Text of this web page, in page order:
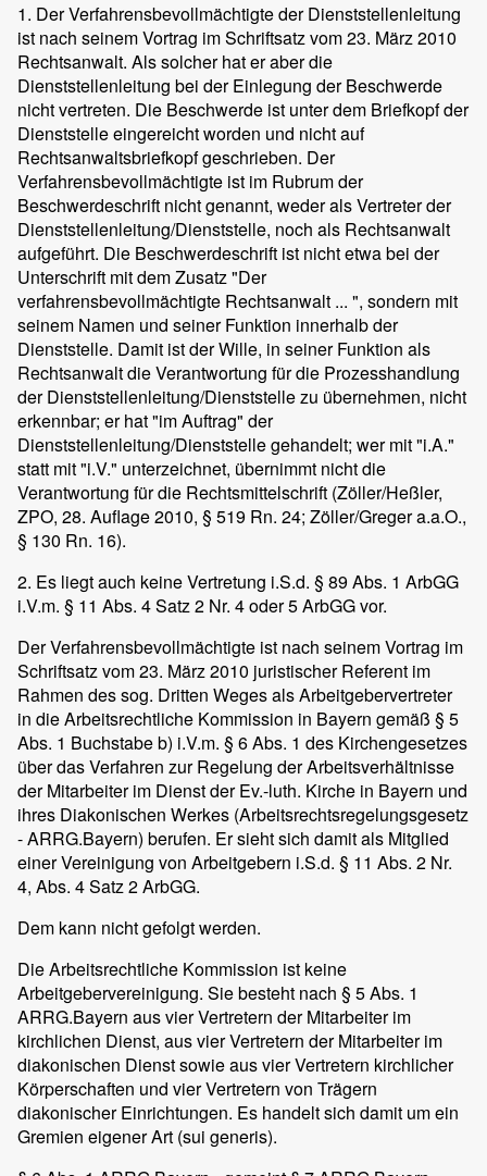
1. Der Verfahrensbevollmächtigte der Dienststellenleitung
ist nach seinem Vortrag im Schriftsatz vom 23. März 2010
Rechtsanwalt. Als solcher hat er aber die
Dienststellenleitung bei der Einlegung der Beschwerde
nicht vertreten. Die Beschwerde ist unter dem Briefkopf der
Dienststelle eingereicht worden und nicht auf
Rechtsanwaltsbriefkopf geschrieben. Der
Verfahrensbevollmächtigte ist im Rubrum der
Beschwerdeschrift nicht genannt, weder als Vertreter der
Dienststellenleitung/Dienststelle, noch als Rechtsanwalt
aufgeführt. Die Beschwerdeschrift ist nicht etwa bei der
Unterschrift mit dem Zusatz "Der
verfahrensbevollmächtigte Rechtsanwalt ... ", sondern mit
seinem Namen und seiner Funktion innerhalb der
Dienststelle. Damit ist der Wille, in seiner Funktion als
Rechtsanwalt die Verantwortung für die Prozesshandlung
der Dienststellenleitung/Dienststelle zu übernehmen, nicht
erkennbar; er hat "im Auftrag" der
Dienststellenleitung/Dienststelle gehandelt; wer mit "i.A."
statt mit "i.V." unterzeichnet, übernimmt nicht die
Verantwortung für die Rechtsmittelschrift (Zöller/Heßler,
ZPO, 28. Auflage 2010, § 519 Rn. 24; Zöller/Greger a.a.O.,
§ 130 Rn. 16).
2. Es liegt auch keine Vertretung i.S.d. § 89 Abs. 1 ArbGG
i.V.m. § 11 Abs. 4 Satz 2 Nr. 4 oder 5 ArbGG vor.
Der Verfahrensbevollmächtigte ist nach seinem Vortrag im
Schriftsatz vom 23. März 2010 juristischer Referent im
Rahmen des sog. Dritten Weges als Arbeitgebervertreter
in die Arbeitsrechtliche Kommission in Bayern gemäß § 5
Abs. 1 Buchstabe b) i.V.m. § 6 Abs. 1 des Kirchengesetzes
über das Verfahren zur Regelung der Arbeitsverhältnisse
der Mitarbeiter im Dienst der Ev.-luth. Kirche in Bayern und
ihres Diakonischen Werkes (Arbeitsrechtsregelungsgesetz
- ARRG.Bayern) berufen. Er sieht sich damit als Mitglied
einer Vereinigung von Arbeitgebern i.S.d. § 11 Abs. 2 Nr.
4, Abs. 4 Satz 2 ArbGG.
Dem kann nicht gefolgt werden.
Die Arbeitsrechtliche Kommission ist keine
Arbeitgebervereinigung. Sie besteht nach § 5 Abs. 1
ARRG.Bayern aus vier Vertretern der Mitarbeiter im
kirchlichen Dienst, aus vier Vertretern der Mitarbeiter im
diakonischen Dienst sowie aus vier Vertretern kirchlicher
Körperschaften und vier Vertretern von Trägern
diakonischer Einrichtungen. Es handelt sich damit um ein
Gremien eigener Art (sui generis).